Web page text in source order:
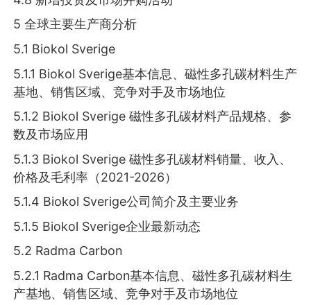
5 全球主要生产商分析
5.1 Biokol Sverige
5.1.1 Biokol Sverige基本信息、磁性多孔碳材料生产
基地、销售区域、竞争对手及市场地位
5.1.2 Biokol Sverige 磁性多孔碳材料产品规格、参
数及市场应用
5.1.3 Biokol Sverige 磁性多孔碳材料销量、收入、
价格及毛利率（2021-2026）
5.1.4 Biokol Sverige公司简介及主要业务
5.1.5 Biokol Sverige企业最新动态
5.2 Radma Carbon
5.2.1 Radma Carbon基本信息、磁性多孔碳材料生
产基地、销售区域、竞争对手及市场地位